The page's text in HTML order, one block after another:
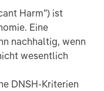
Harm") ist
Eine
nachhaltig, wenn
wesentlich
DNSH-Kriterien